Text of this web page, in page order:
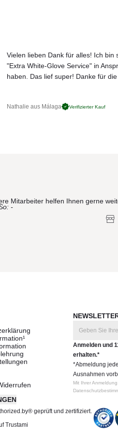
Vielen lieben Dank für alles! Ich bin
"Extra White-Glove Service" in
haben. Das lief super! Danke für
Nathalie aus Málaga Verifizierter Kauf
Mitarbeiter helfen Ihnen gerne
-
Anmelden und
erhalten.*
*Abmeldung
Ausnahmen
Mit Ihrer
geprüft und zertifiziert.
Trustami